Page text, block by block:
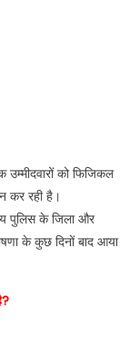
को फिजिकल
कर रही है।
पुलिस के जिला और
के कुछ दिनों बाद आया